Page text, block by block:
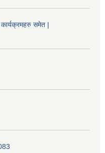
समेत |